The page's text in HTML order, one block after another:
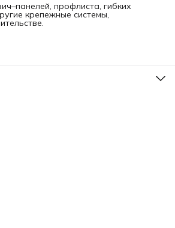
профлиста, гибких
крепежные системы,